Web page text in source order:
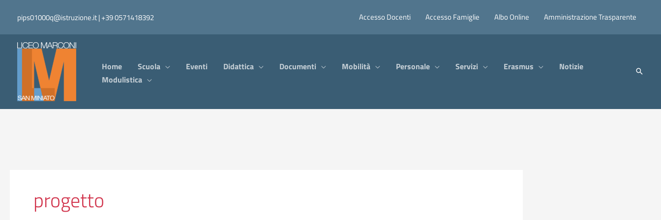
contenuto
pips01000q@istruzione.it | +39 0571418392 Accesso Docenti Accesso Famiglie Albo Online Amministrazione Trasparente
Home Scuola Eventi Didattica Documenti Mobilità Personale Servizi Erasmus
Notizie
Modulistica
progetto